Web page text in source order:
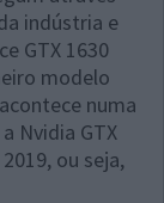
indústria e
GTX 1630
modelo
numa
Nvidia GTX
ou seja,